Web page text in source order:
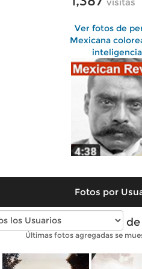
Ver fotos de
Mexicana
Fotos por
Fotos antiguas
Últimas fotos agregadas se